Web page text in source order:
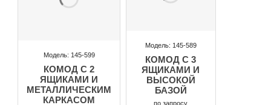
Модель: 145-599
КОМОД С 2
ЯЩИКАМИ И
МЕТАЛЛИЧЕСКИМ
КАРКАСОМ
Модель: 145-589
КОМОД С 3
ЯЩИКАМИ И
ВЫСОКОЙ
БАЗОЙ
по запросу